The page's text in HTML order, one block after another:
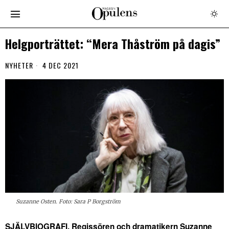
Helgporträttet: “Mera Thåström på dagis”
NYHETER 4 DEC 2021
Suzanne Osten. Foto: Sara P Borgström
SJÄLVBIOGRAFI. Regissören och dramatikern Suzanne